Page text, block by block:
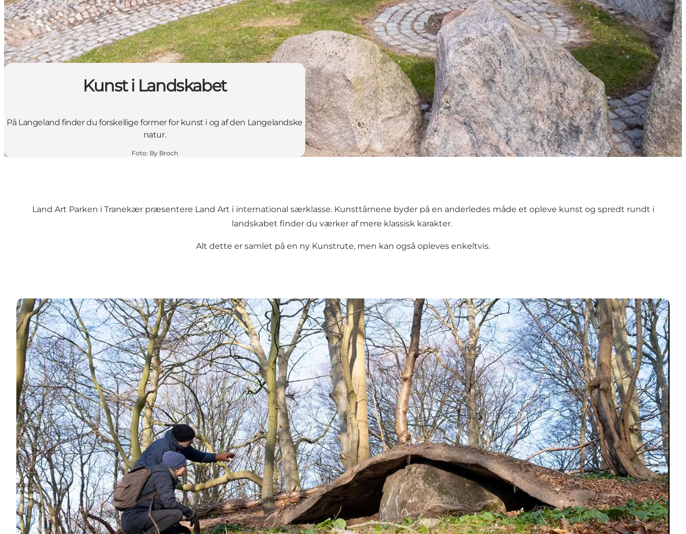
Kunst i Landskabet
På Langeland finder du forskellige former for kunst i og af den Langelandske
natur.
Foto: By Broch
Land Art Parken i Tranekær præsentere Land Art i international særklasse. Kunsttårnene byder på en anderledes måde et opleve kunst og spredt rundt i
landskabet finder du værker af mere klassisk karakter.
Alt dette er samlet på en ny Kunstrute, men kan også opleves enkeltvis.
Land Art →